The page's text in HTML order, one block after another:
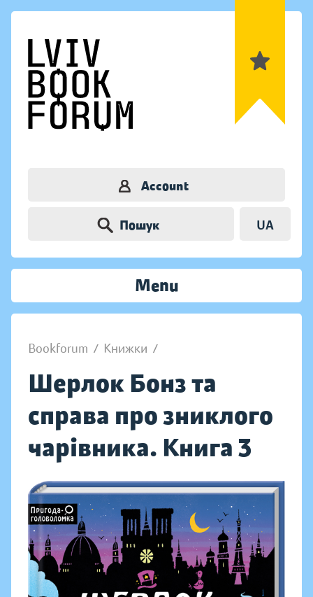
Account
Пошук UA
Menu
Bookforum / Книжки /
Шерлок Бонз та
справа про зниклого
чарівника. Книга 3